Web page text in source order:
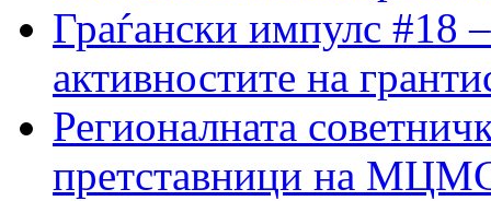
Граѓански импулс #18
активностите на
Регионалната
претставници на МЦМС